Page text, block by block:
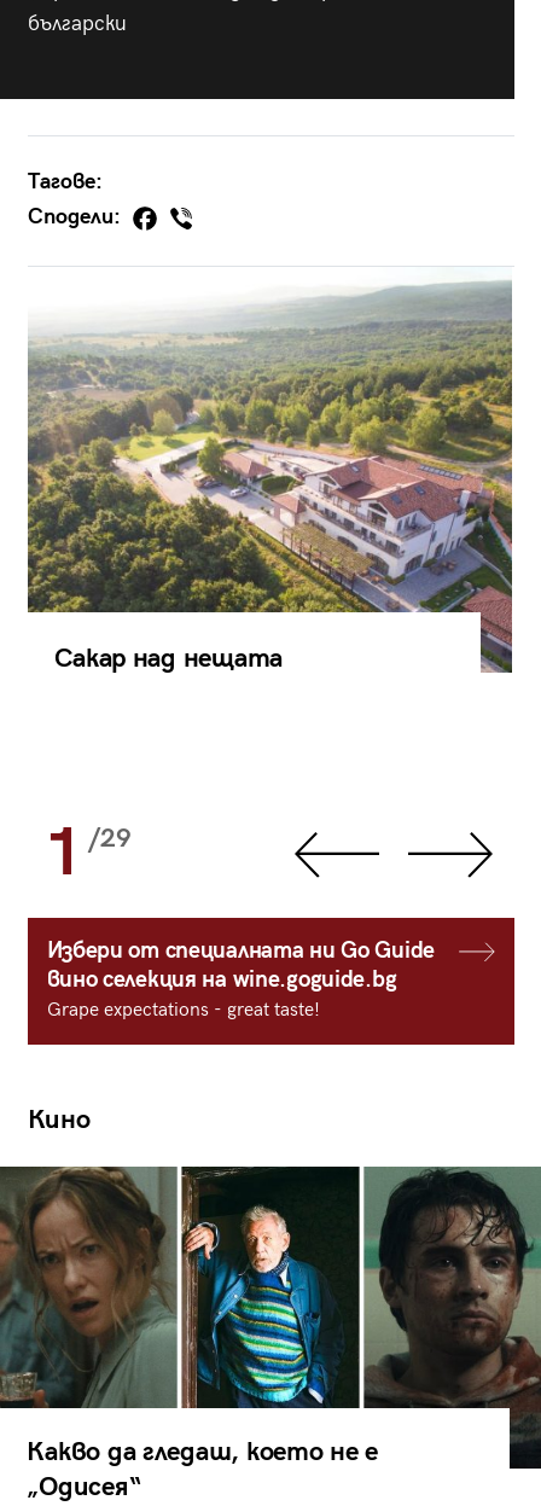
български
Тагове:
Сподели:
Сакар над нещата
1 /29
Избери от специалната ни Go Guide
вино селекция на wine.goguide.bg
Grape expectations - great taste!
Кино
Какво да гледаш, което не е
„Одисея“